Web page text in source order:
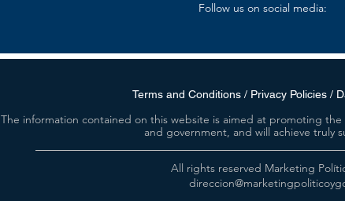
Follow us on social media:
Terms and Conditions / Privacy Policies /
The information contained on this website is aimed at promoting
and government, and will achieve truly
All rights reserved Marketing